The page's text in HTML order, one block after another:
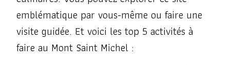
emblématique par vous-même ou faire une
visite guidée. Et voici les top 5 activités à
faire au Mont Saint Michel :